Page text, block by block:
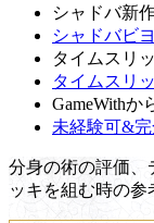
シャドバ新
シャドバビ
タイムスリ
タイムスリ
GameWithか
未経験可&
分身の術の評価、
ッキを組む時の参